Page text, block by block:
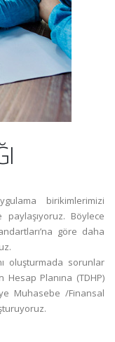
birikimlerimizi
Böylece
göre daha
oluşturmada sorunlar
Planına (TDHP)
Muhasebe /Finansal